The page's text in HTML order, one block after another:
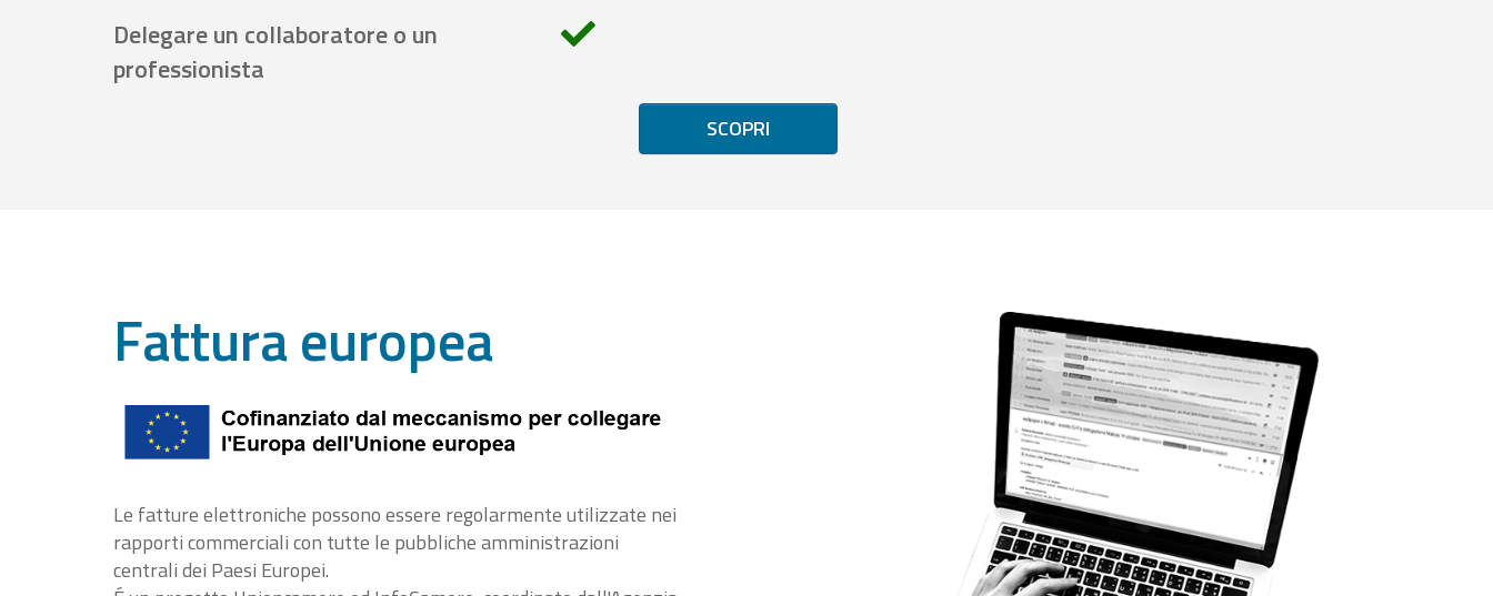
Delegare un collaboratore o un
professionista
SCOPRI
Fattura europea
Le fatture elettroniche possono essere regolarmente utilizzate nei
rapporti commerciali con tutte le pubbliche amministrazioni
centrali dei Paesi Europei.